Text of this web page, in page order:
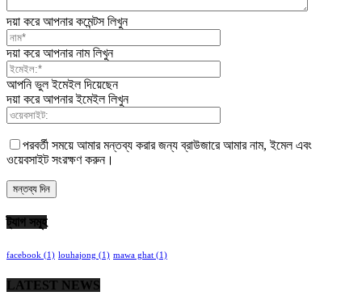
দয়া করে আপনার কমেন্টস লিখুন
দয়া করে আপনার নাম লিখুন
আপনি ভুল ইমেইল দিয়েছেন
দয়া করে আপনার ইমেইল লিখুন
পরবর্তী সময়ে আমার মন্তব্য করার জন্য ব্রাউজারে আমার নাম, ইমেল এবং
ওয়েবসাইট সংরক্ষণ করুন।
ট্যাগ সমূহ
facebook (1) louhajong (1) mawa ghat (1)
LATEST NEWS